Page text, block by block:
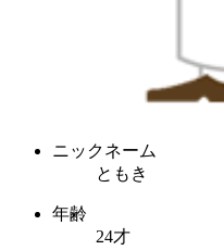
ニックネーム
ともき
年齢
24才